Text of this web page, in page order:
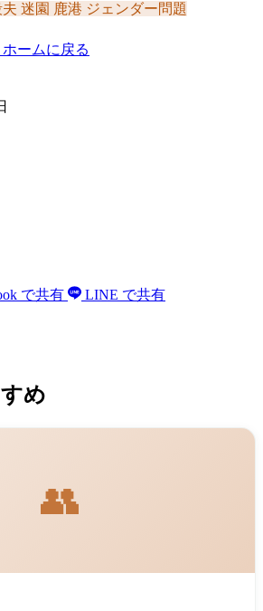
迷園 鹿港 ジェンダー問題
ホームに戻る
で共有 LINE で共有
め
👥